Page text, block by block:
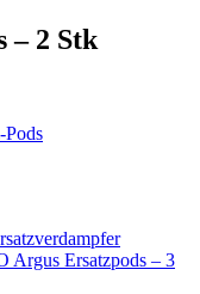
– 2 Stk
Pods
Argus Ersatzpods – 3